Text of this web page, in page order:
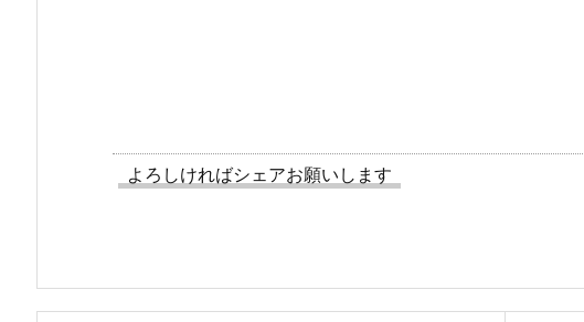
よろしければシェアお願いします